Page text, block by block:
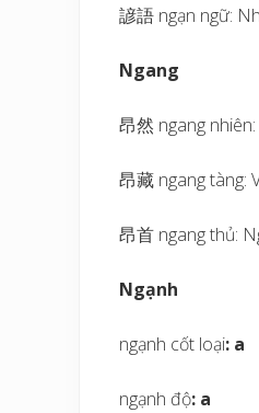
諺語 ngạn ngữ:
Ngang
昂然 ngang
昂藏 ngang tàng:
昂首 ngang thủ:
Ngạnh
ngạnh cốt loại: a
ngạnh độ: a